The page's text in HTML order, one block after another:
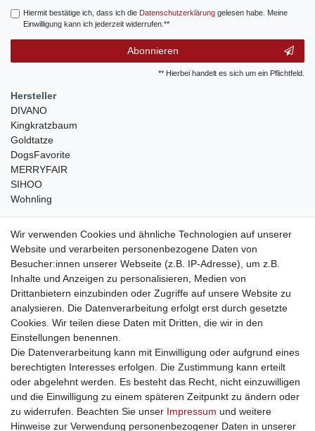
Hiermit bestätige ich, dass ich die Daten­schutz­erklärunggelesen habe. Meine
Einwilligung kann ich jederzeit widerrufen.**
Abonnieren
** Hierbei handelt es sich um ein Pflichtfeld.
Hersteller
DIVANO
Kingkratzbaum
Goldtatze
DogsFavorite
MERRYFAIR
SIHOO
Wohnling
weitere Shops
traumlampen- Lampen und Kronleuchter
kinderwagencenter- Exklusive und günstige Kinderwagen
gastrogeraete24- alles für Gastronomie und Imbiss
soziale Medien
Facebook
sicher einkaufen
Sichere Bestellung und Zahlung via SSL Verschlüsselung
Wir verwenden Cookies und ähnliche Technologien auf unserer
Website und verarbeiten personenbezogene Daten von
Besucher:innen unserer Webseite (z.B. IP-Adresse), um z.B.
Inhalte und Anzeigen zu personalisieren, Medien von
Drittanbietern einzubinden oder Zugriffe auf unsere Website zu
analysieren. Die Datenverarbeitung erfolgt erst durch gesetzte
Cookies. Wir teilen diese Daten mit Dritten, die wir in den
Einstellungen benennen.
Die Datenverarbeitung kann mit Einwilligung oder aufgrund eines
berechtigten Interesses erfolgen. Die Zustimmung kann erteilt
oder abgelehnt werden. Es besteht das Recht, nicht einzuwilligen
und die Einwilligung zu einem späteren Zeitpunkt zu ändern oder
zu widerrufen. Beachten Sie unser Impressum und weitere
Hinweise zur Verwendung personenbezogener Daten in unserer